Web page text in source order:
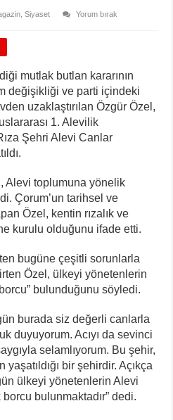
,Siyaset
Yorum bırak
mutlak butlan kararının
değişikliği ve parti içindeki
uzaklaştırılan Özgür Özel,
1. Alevilik
Şehri Alevi Canlar
Alevi toplumuna yönelik
Çorum’un tarihsel ve
Özel, kentin rızalık ve
kurulu olduğunu ifade etti.
bugüne çeşitli sorunlarla
Özel, ülkeyi yönetenlerin
bulunduğunu söyledi.
burada siz değerli canlarla
duyuyorum. Acıyı da sevinci
selamlıyorum. Bu şehir,
yaşatıldığı bir şehirdir. Açıkça
ülkeyi yönetenlerin Alevi
borcu bulunmaktadır” dedi.